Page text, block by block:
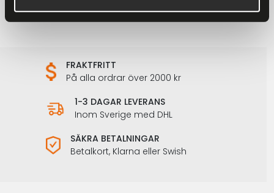
FRAKTFRITT
På alla ordrar över 2000 kr
1-3 DAGAR LEVERANS
Inom Sverige med DHL
SÄKRA BETALNINGAR
Betalkort, Klarna eller Swish